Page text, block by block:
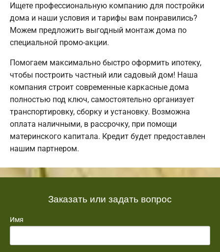
Ищете профессиональную компанию для постройки
дома и наши условия и тарифы вам понравились?
Можем предложить выгодный монтаж дома по
специальной промо-акции.
Помогаем максимально быстро оформить ипотеку,
чтобы построить частный или садовый дом! Наша
компания строит современные каркасные дома
полностью под ключ, самостоятельно организует
транспортировку, сборку и установку. Возможна
оплата наличными, в рассрочку, при помощи
материнского капитала. Кредит будет предоставлен
нашим партнером.
Заказать или задать вопрос
Имя